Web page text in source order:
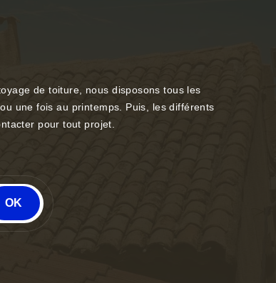
de toiture, nous disposons tous les
une fois au printemps. Puis, les différents
pour tout projet.